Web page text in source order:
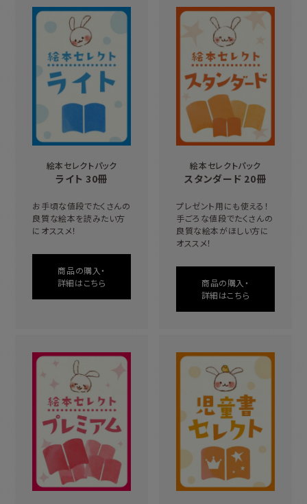
絵本セレクトパック
ライト 30冊
お手頃な値段でたくさんの
良質な絵本を読みたい方
にオススメ！
商品の購入・
詳細はこちら
絵本セレクトパック
スタンダード 20冊
プレゼント用にも使える！
手ごろな値段でたくさんの
良質な絵本がほしい方に
オススメ！
商品の購入・
詳細はこちら